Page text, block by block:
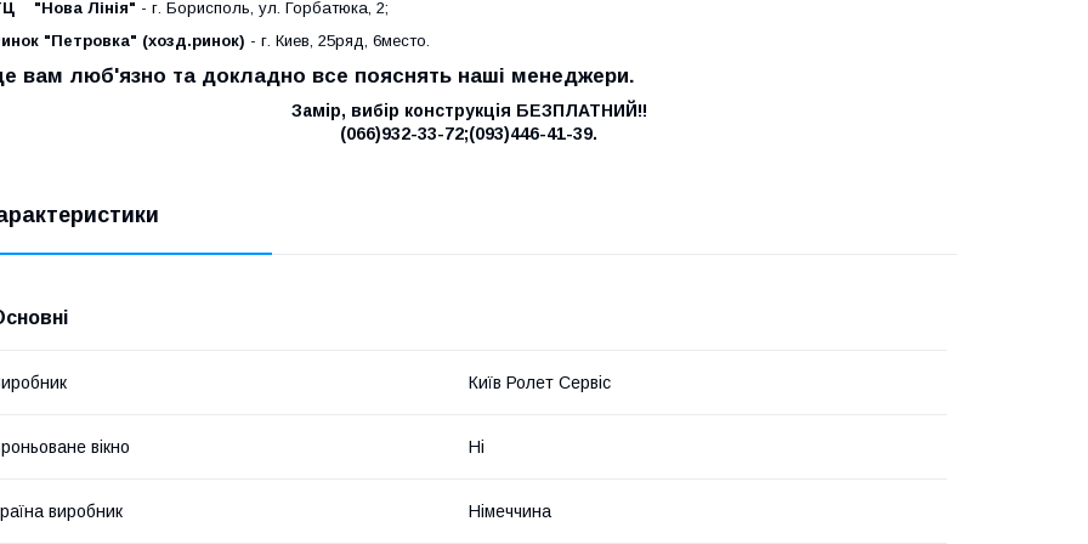
"Нова Лінія" - г. Борисполь, ул. Горбатюка, 2;
"Петровка" (хозд.ринок) - г. Киев, 25ряд, 6место.
вам люб'язно та докладно все пояснять наші менеджери.
Замір, вибір конструкція БЕЗПЛАТНИЙ!!
(066)932-33-72;(093)446-41-39.
Київ Ролет Сервіс
вікно Ні
виробник Німеччина